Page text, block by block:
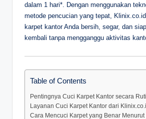
dalam 1 hari*. Dengan menggunakan
metode pencucian yang tepat,
karpet kantor Anda bersih, segar, dan
kembali tanpa mengganggu aktivitas
Table of Contents
Pentingnya Cuci Karpet Kantor secara
Layanan Cuci Karpet Kantor dari
Cara Mencuci Karpet yang Benar Menurut